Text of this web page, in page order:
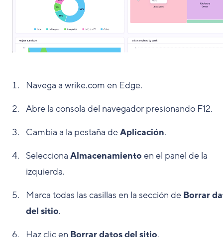
Navega a wrike.com en Edge.
Abre la consola del navegador presionando F12.
Cambia a la pestaña deAplicación.
Selecciona Almacenamiento en el panel de la
izquierda.
Marca todas las casillas en la sección de Borrar
del sitio.
Haz clic en Borrar datos del sitio.